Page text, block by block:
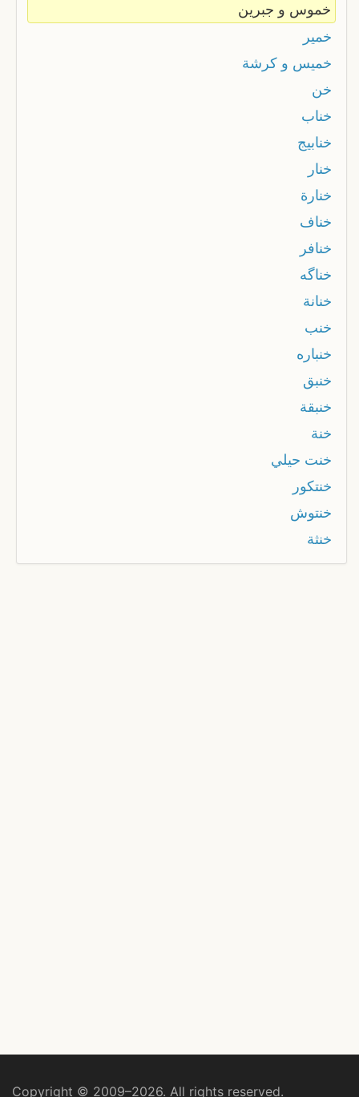
خموس و جبرين
خمير
خميس و كرشة
خن
خناب
خنابيج
خنار
خنارة
خناف
خنافر
خناگه
خنانة
خنب
خنباره
خنبق
خنبقة
خنة
خنت حيلي
خنتكور
خنتوش
خنثة
Copyright © 2009–2026. All rights reserved.